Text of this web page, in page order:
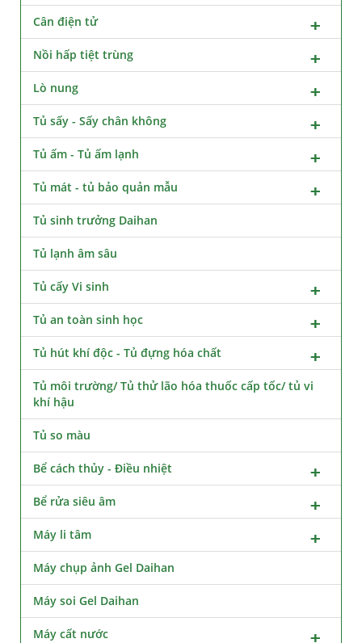
Cân điện tử
Nồi hấp tiệt trùng
Lò nung
Tủ sấy - Sấy chân không
Tủ ấm - Tủ ấm lạnh
Tủ mát - tủ bảo quản mẫu
Tủ sinh trưởng Daihan
Tủ lạnh âm sâu
Tủ cấy Vi sinh
Tủ an toàn sinh học
Tủ hút khí độc - Tủ đựng hóa chất
Tủ môi trường/ Tủ thử lão hóa thuốc cấp tốc/ tủ vi
khí hậu
Tủ so màu
Bể cách thủy - Điều nhiệt
Bể rửa siêu âm
Máy li tâm
Máy chụp ảnh Gel Daihan
Máy soi Gel Daihan
Máy cất nước